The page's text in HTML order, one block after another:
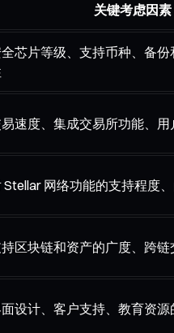
关键考虑因素
芯片等级、支持币种、备
速度、集成交易所功能、
Stellar 网络功能的支持程度
区块链和资产的广度、跨链
设计、客户支持、教育资源